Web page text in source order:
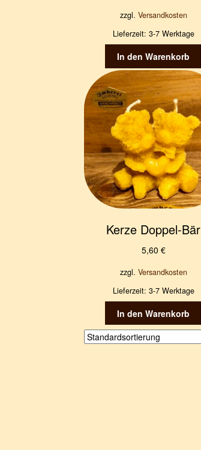
zzgl. Versandkosten
Lieferzeit: 3-7 Werktage
In den Warenkorb
Kerze Doppel-Bär
5,60 €
zzgl. Versandkosten
Lieferzeit: 3-7 Werktage
In den Warenkorb